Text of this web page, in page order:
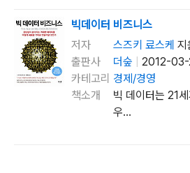
빅데이터 비즈니스
저자
스즈키 료스케 지
출판사
더숲
2012-03-
카테고리 경제/경영
책소개
빅 데이터는 21세
우...